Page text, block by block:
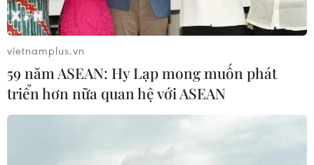
vietnamplus.vn
59 năm ASEAN: Hy Lạp mong muốn phát
triển hơn nữa quan hệ với ASEAN